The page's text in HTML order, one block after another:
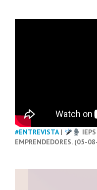
#ENTREVISTA|
EMPRENDEDORES. (05-